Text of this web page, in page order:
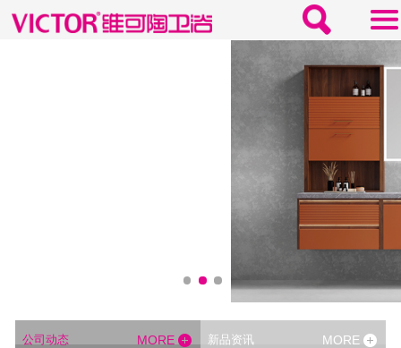
MORE
公司动态 MORE
新品资讯